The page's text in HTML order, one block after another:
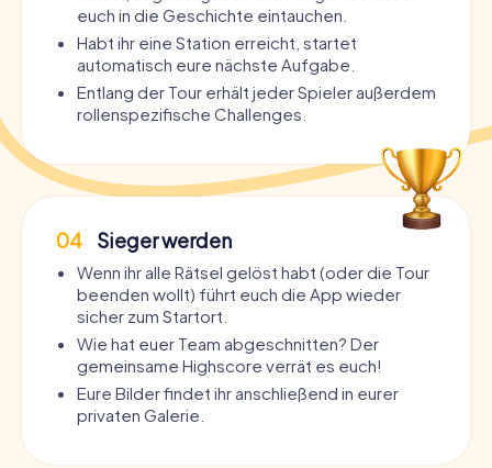
euch in die Geschichte eintauchen.
Habt ihr eine Station erreicht, startet
automatisch eure nächste Aufgabe.
Entlang der Tour erhält jeder Spieler außerdem
rollenspezifische Challenges.
04 Sieger werden
Wenn ihr alle Rätsel gelöst habt (oder die Tour
beenden wollt) führt euch die App wieder
sicher zum Startort.
Wie hat euer Team abgeschnitten? Der
gemeinsame Highscore verrät es euch!
Eure Bilder findet ihr anschließend in eurer
privaten Galerie.